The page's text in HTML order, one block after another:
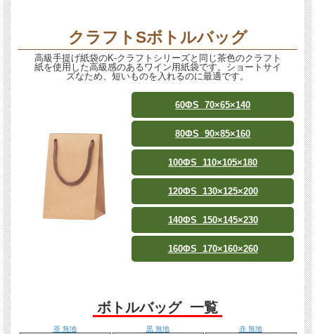
クラフトSボトルバッグ
高級手提げ紙袋のK-クラフトシリーズと同じ茶色のクラフト
紙を使用した高級感のあるワイン用紙袋です。ショートサイ
ズなため、短いものを入れるのに最適です。
60ΦS 70×65×140
80ΦS 90×85×160
100ΦS 110×105×180
120ΦS 130×125×200
140ΦS 150×145×230
160ΦS 170×160×260
ボトルバッグ 一覧
茶 無地 黒 無地 赤 無地